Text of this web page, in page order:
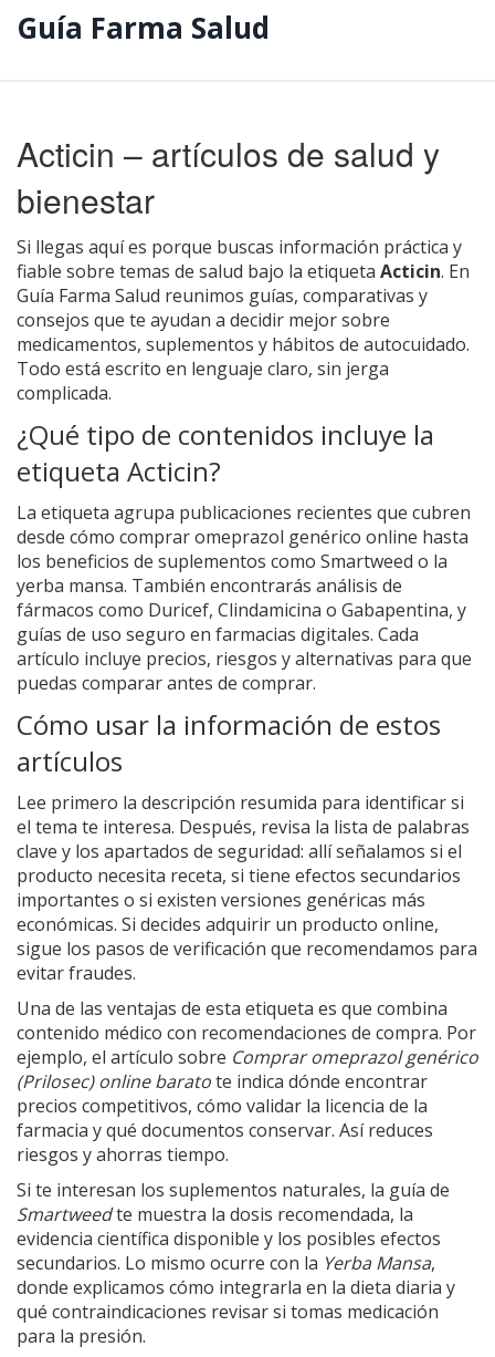
Guía Farma Salud
Acticin – artículos de salud y
bienestar
Si llegas aquí es porque buscas información práctica y
fiable sobre temas de salud bajo la etiqueta Acticin. En
Guía Farma Salud reunimos guías, comparativas y
consejos que te ayudan a decidir mejor sobre
medicamentos, suplementos y hábitos de autocuidado.
Todo está escrito en lenguaje claro, sin jerga
complicada.
¿Qué tipo de contenidos incluye la
etiqueta Acticin?
La etiqueta agrupa publicaciones recientes que cubren
desde cómo comprar omeprazol genérico online hasta
los beneficios de suplementos como Smartweed o la
yerba mansa. También encontrarás análisis de
fármacos como Duricef, Clindamicina o Gabapentina, y
guías de uso seguro en farmacias digitales. Cada
artículo incluye precios, riesgos y alternativas para que
puedas comparar antes de comprar.
Cómo usar la información de estos
artículos
Lee primero la descripción resumida para identificar si
el tema te interesa. Después, revisa la lista de palabras
clave y los apartados de seguridad: allí señalamos si el
producto necesita receta, si tiene efectos secundarios
importantes o si existen versiones genéricas más
económicas. Si decides adquirir un producto online,
sigue los pasos de verificación que recomendamos para
evitar fraudes.
Una de las ventajas de esta etiqueta es que combina
contenido médico con recomendaciones de compra. Por
ejemplo, el artículo sobre Comprar omeprazol genérico
(Prilosec) online baratote indica dónde encontrar
precios competitivos, cómo validar la licencia de la
farmacia y qué documentos conservar. Así reduces
riesgos y ahorras tiempo.
Si te interesan los suplementos naturales, la guía de
Smartweedte muestra la dosis recomendada, la
evidencia científica disponible y los posibles efectos
secundarios. Lo mismo ocurre con la Yerba Mansa,
donde explicamos cómo integrarla en la dieta diaria y
qué contraindicaciones revisar si tomas medicación
para la presión.